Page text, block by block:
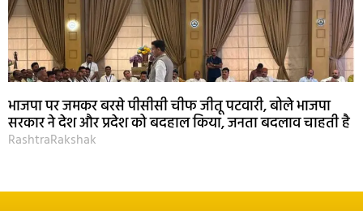
भाजपा पर जमकर बरसे पीसीसी चीफ जीतू पटवारी, बोले भाजपा
सरकार ने देश और प्रदेश को बदहाल किया, जनता बदलाव चाहती है
RashtraRakshak